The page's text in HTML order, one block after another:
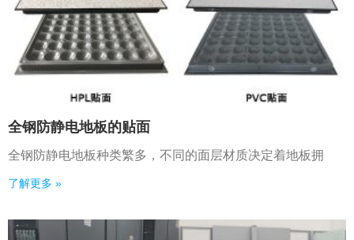
全钢防静电地板的贴面
全钢防静电地板种类繁多，不同的面层材质决定着地板拥
了解更多 »